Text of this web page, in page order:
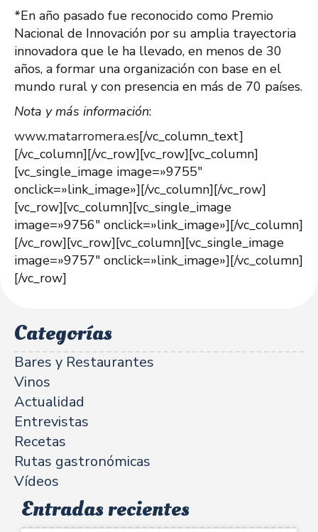
*En año pasado fue reconocido como Premio
Nacional de Innovación por su amplia trayectoria
innovadora que le ha llevado, en menos de 30
años, a formar una organización con base en el
mundo rural y con presencia en más de 70 países.
Nota y más información:
www.matarromera.es[/vc_column_text]
[/vc_column][/vc_row][vc_row][vc_column]
[vc_single_image image=»9755″
onclick=»link_image»][/vc_column][/vc_row]
[vc_row][vc_column][vc_single_image
image=»9756″ onclick=»link_image»][/vc_column]
[/vc_row][vc_row][vc_column][vc_single_image
image=»9757″ onclick=»link_image»][/vc_column]
[/vc_row]
Categorías
Bares y Restaurantes
Vinos
Actualidad
Entrevistas
Recetas
Rutas gastronómicas
Vídeos
Entradas recientes